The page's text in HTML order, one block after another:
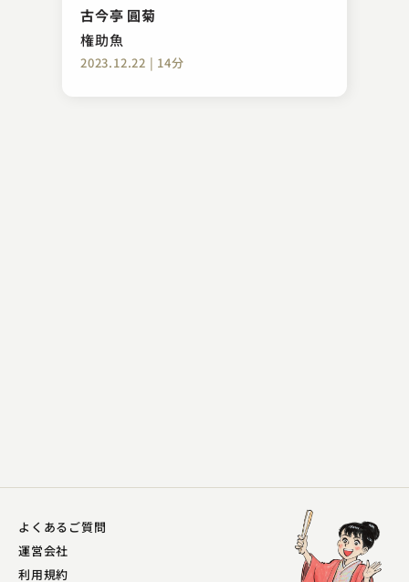
古今亭 圓菊
権助魚
2023.12.22 | 14分
おかえり（浅井朝治作）
2023.11.30 | 13分
よくあるご質問
運営会社
利用規約